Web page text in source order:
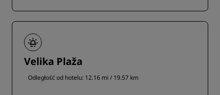
Velika Plaža
Odległość od hotelu: 12.16 mi / 19.57 km